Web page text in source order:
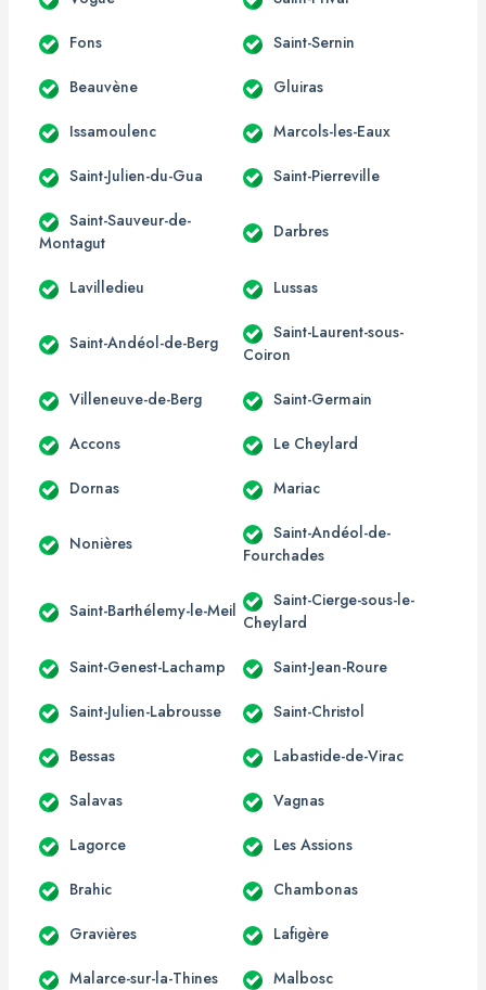
Fons Saint-Sernin
Beauvène Gluiras
Issamoulenc Marcols-les-Eaux
Saint-Julien-du-Gua Saint-Pierreville
Saint-Sauveur-de-
Montagut
Darbres
Lavilledieu Lussas
Saint-Andéol-de-Berg
Saint-Laurent-sous-
Coiron
Villeneuve-de-Berg Saint-Germain
Accons Le Cheylard
Dornas Mariac
Nonières
Saint-Andéol-de-
Fourchades
Saint-Barthélemy-le-Meil
Saint-Cierge-sous-le-
Cheylard
Saint-Genest-Lachamp Saint-Jean-Roure
Saint-Julien-Labrousse Saint-Christol
Bessas Labastide-de-Virac
Salavas Vagnas
Lagorce Les Assions
Brahic Chambonas
Gravières Lafigère
Malarce-sur-la-Thines Malbosc